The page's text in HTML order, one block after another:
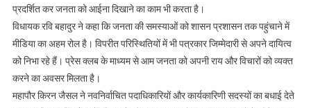
प्रदर्शित कर जनता को आईना दिखाने का काम भी करता है।
विधायक रवि बहादुर ने कहा कि जनता की समस्याओं को शासन प्रशासन तक पहुंचाने में
मीडिया का अहम रोल है। विपरीत परिस्थितियों में भी पत्रकार जिम्मेदारी से अपने दायित्व
को निभा रहे हैं। प्रेस क्लब के माध्यम से आम जनता को अपनी राय और विचारों को व्यक्त
करने का अवसर मिलता है।
महापौर किरन जैसल ने नवनिर्वाचित पदाधिकारियों और कार्यकारिणी सदस्यों का बधाई देते